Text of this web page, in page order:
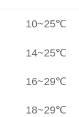
10~25℃
14~25℃
16~29℃
18~29℃